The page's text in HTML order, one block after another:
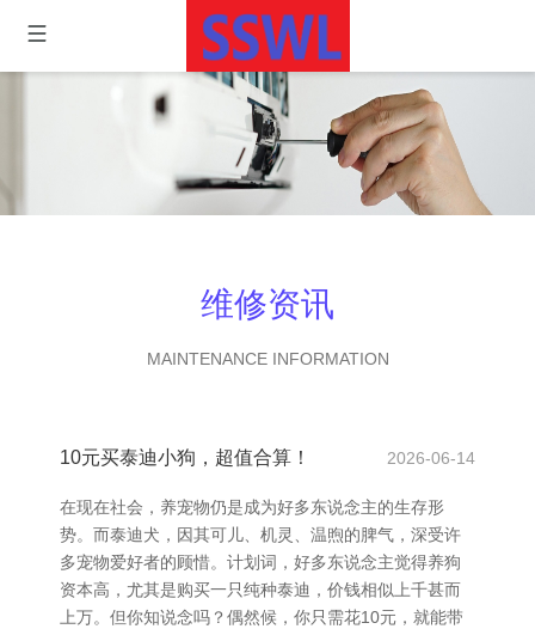
维修资讯
MAINTENANCE INFORMATION
10元买泰迪小狗，超值合算！ 2026-06-14
在现在社会，养宠物仍是成为好多东说念主的生存形
势。而泰迪犬，因其可儿、机灵、温煦的脾气，深受许
多宠物爱好者的顾惜。计划词，好多东说念主觉得养狗
资本高，尤其是购买一只纯种泰迪，价钱相似上千甚而
上万。但你知说念吗？偶然候，你只需花10元，就能带